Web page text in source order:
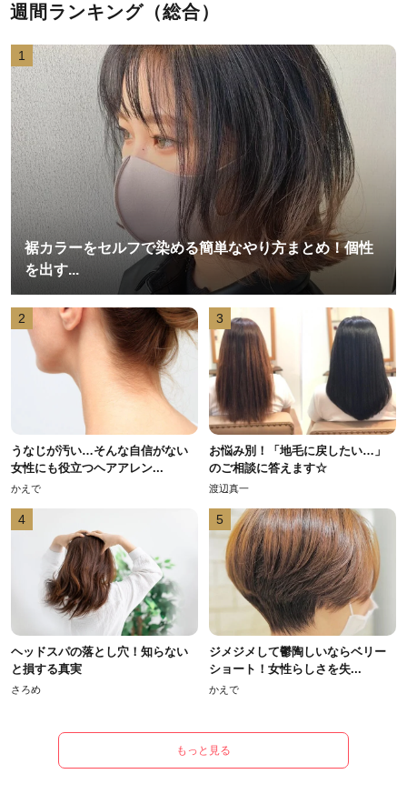
週間ランキング（総合）
1
裾カラーをセルフで染める簡単なやり方まとめ！個性
を出す...
2
うなじが汚い…そんな自信がない
女性にも役立つヘアアレン...
かえで
3
お悩み別！「地毛に戻したい…」
のご相談に答えます☆
渡辺真一
4
ヘッドスパの落とし穴！知らない
と損する真実
さろめ
5
ジメジメして鬱陶しいならベリー
ショート！女性らしさを失...
かえで
もっと見る